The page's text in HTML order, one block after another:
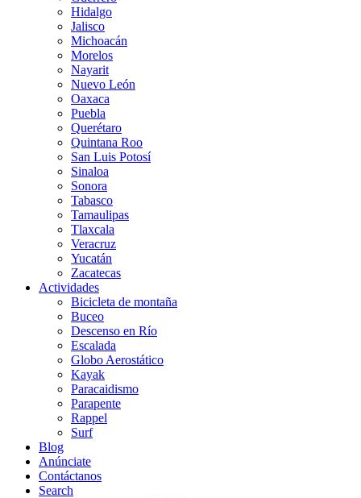
Hidalgo
Jalisco
Michoacán
Morelos
Nayarit
Nuevo León
Oaxaca
Puebla
Querétaro
Quintana Roo
San Luis Potosí
Sinaloa
Sonora
Tabasco
Tamaulipas
Tlaxcala
Veracruz
Yucatán
Zacatecas
Actividades
Bicicleta de montaña
Buceo
Descenso en Río
Escalada
Globo Aerostático
Kayak
Paracaidismo
Parapente
Rappel
Surf
Blog
Anúnciate
Contáctanos
Search